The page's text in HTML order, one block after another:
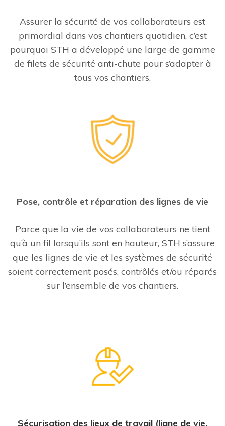
Assurer la sécurité de vos collaborateurs est
primordial dans vos chantiers quotidien, c’est
pourquoi STH a développé une large de gamme
de filets de sécurité anti-chute pour s’adapter à
tous vos chantiers.
Pose, contrôle et réparation des lignes de vie
Parce que la vie de vos collaborateurs ne tient
qu’à un fil lorsqu’ils sont en hauteur, STH s’assure
que les lignes de vie et les systèmes de sécurité
soient correctement posés, contrôlés et/ou réparés
sur l’ensemble de vos chantiers.
Sécurisation des lieux de travail (ligne de vie,